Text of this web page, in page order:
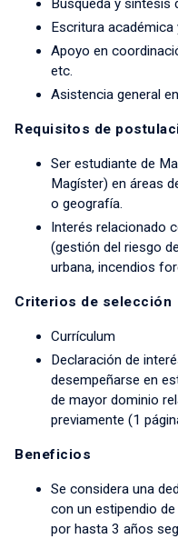
Búsqueda y síntesis
Escritura
Apoyo en
etc.
Asistencia general
Requisitos de
Ser estudiante de
Magíster) en áreas
o geografía.
Interés relacionado
(gestión del riesgo
urbana, incendios
Criterios de selección
Currículum
Declaración de
desempeñarse en
de mayor dominio
previamente (1
Beneficios
Se considera una
con un estipendio
por hasta 3 años